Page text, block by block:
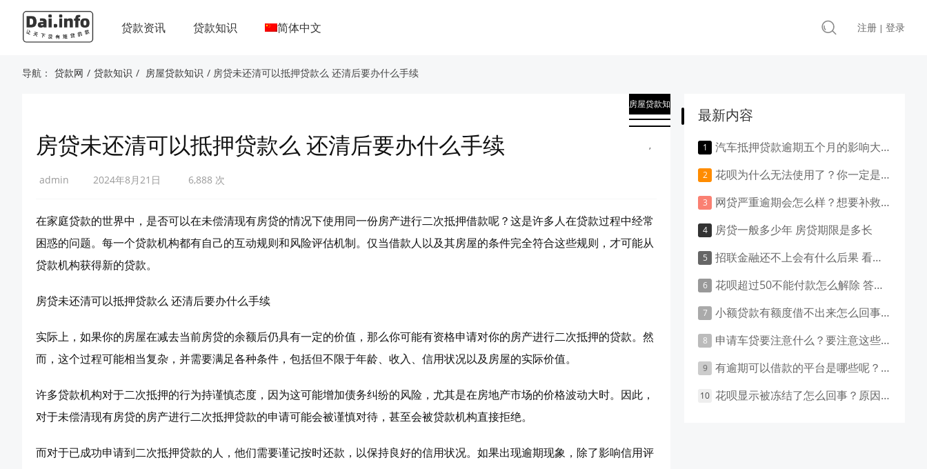
贷款资讯 贷款知识 简体中文 注册 | 登录
导航： 贷款网 / 贷款知识 / 房屋贷款知识 / 房贷未还清可以抵押贷款么 还清后要办什么手续
房屋贷款知
识
,
房贷未还清可以抵押贷款么 还清后要办什么手续
admin 2024年8月21日 6,888 次
在家庭贷款的世界中，是否可以在未偿清现有房贷的情况下使用同一份房产进行二次抵押借款呢？这是许多人在贷款过程中经常
困惑的问题。每一个贷款机构都有自己的互动规则和风险评估机制。仅当借款人以及其房屋的条件完全符合这些规则，才可能从
贷款机构获得新的贷款。
房贷未还清可以抵押贷款么 还清后要办什么手续
实际上，如果你的房屋在减去当前房贷的余额后仍具有一定的价值，那么你可能有资格申请对你的房产进行二次抵押的贷款。然
而，这个过程可能相当复杂，并需要满足各种条件，包括但不限于年龄、收入、信用状况以及房屋的实际价值。
许多贷款机构对于二次抵押的行为持谨慎态度，因为这可能增加债务纠纷的风险，尤其是在房地产市场的价格波动大时。因此，
对于未偿清现有房贷的房产进行二次抵押贷款的申请可能会被谨慎对待，甚至会被贷款机构直接拒绝。
而对于已成功申请到二次抵押贷款的人，他们需要谨记按时还款，以保持良好的信用状况。如果出现逾期现象，除了影响信用评
最新内容
汽车抵押贷款逾期五个月的影响大吗？负面影响大吗？
花呗为什么无法使用了？你一定是做了这些事！
网贷严重逾期会怎么样？想要补救就得这样做！
房贷一般多少年 房贷期限是多长
招联金融还不上会有什么后果 看这里就清楚了
花呗超过50不能付款怎么解除 答案是这样的
小额贷款有额度借不出来怎么回事 原因有这几点
申请车贷要注意什么？要注意这些事项！
有逾期可以借款的平台是哪些呢？主要有这些平台！
花呗显示被冻结了怎么回事？原因和应对措施盘点！